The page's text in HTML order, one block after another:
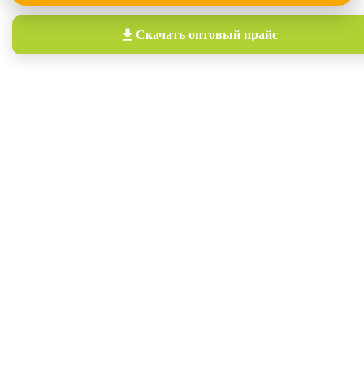
Скачать оптовый прайс